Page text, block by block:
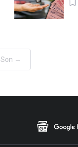
Son →